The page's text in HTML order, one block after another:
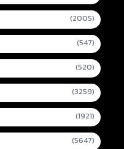
(2005)
(547)
(520)
(3259)
(1921)
(5647)